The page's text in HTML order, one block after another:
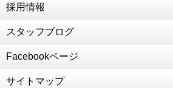
RUCOE RUN
細川先生がいらっしゃいました！
採用情報
スタッフブログ
Facebookページ
サイトマップ